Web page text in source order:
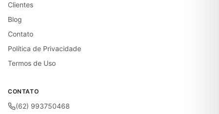
Clientes
Blog
Contato
Política de Privacidade
Termos de Uso
CONTATO
(62) 993750468